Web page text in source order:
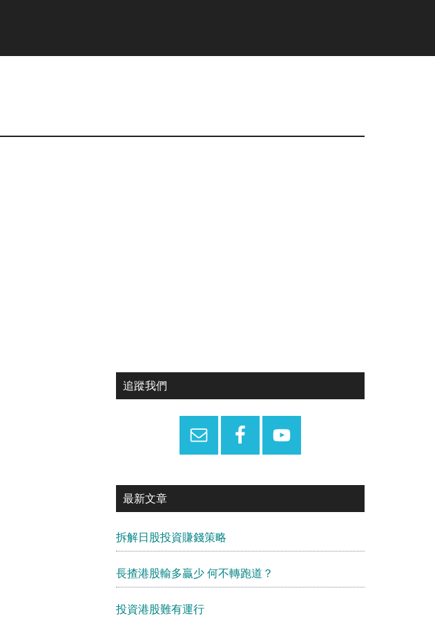
Primary
追蹤我們
最新文章
拆解日股投資賺錢策略
長揸港股輸多贏少 何不轉跑道？
投資港股難有運行